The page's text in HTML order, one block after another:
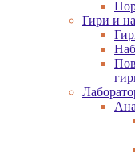
Гири и